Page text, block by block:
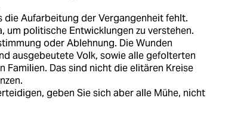
die Aufarbeitung der Vergangenheit fehlt.
um politische Entwicklungen zu verstehen.
oder Ablehnung. Die Wunden
ausgebeutete Volk, sowie alle gefolterten
Familien. Das sind nicht die elitären Kreise
geben Sie sich aber alle Mühe, nicht